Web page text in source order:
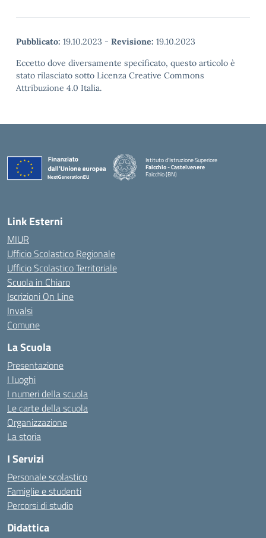
Pubblicato: 19.10.2023 - Revisione: 19.10.2023
Eccetto dove diversamente specificato, questo articolo è
stato rilasciato sotto Licenza Creative Commons
Attribuzione 4.0 Italia.
Istituto d'Istruzione Superiore
Faicchio - Castelvenere
Faicchio (BN)
Link Esterni
MIUR
Ufficio Scolastico Regionale
Ufficio Scolastico Territoriale
Scuola in Chiaro
Iscrizioni On Line
Invalsi
Comune
La Scuola
Presentazione
I luoghi
I numeri della scuola
Le carte della scuola
Organizzazione
La storia
I Servizi
Personale scolastico
Famiglie e studenti
Percorsi di studio
Didattica